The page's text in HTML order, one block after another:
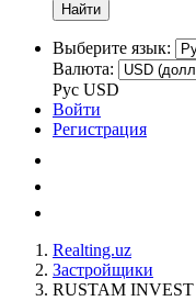
Найти
Выберите язык:
Валюта:
Рус USD
Войти
Регистрация
Realting.uz
Застройщики
RUSTAM